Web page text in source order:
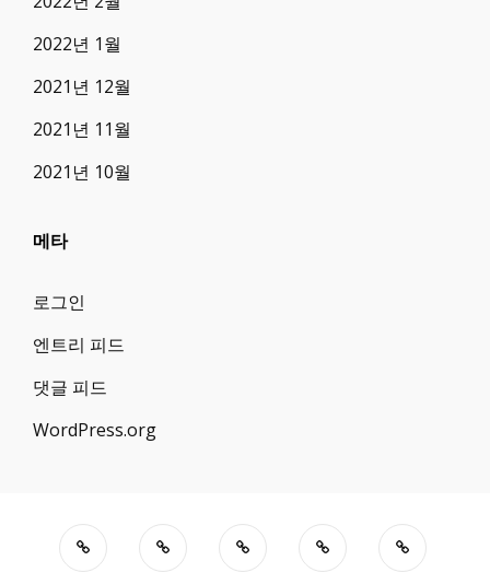
2022년 1월
2021년 12월
2021년 11월
2021년 10월
메타
로그인
엔트리 피드
댓글 피드
WordPress.org